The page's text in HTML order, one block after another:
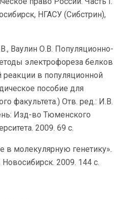
НГАСУ (Сибстрин),
Ваулин О.В. Популяционно-
электрофореза белков
в популяционной
пособие для
факультета.) Отв. ред.: И.В.
Изд-во Тюменского
2009. 69 с.
в молекулярную генетику».
2009. 144 с.